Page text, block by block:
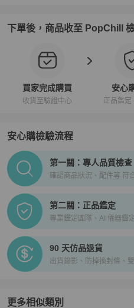
下單後，商品收至 PopChill
買家完成購買
收貨至驗證中心
安心
正品鑑定
安心購檢驗流程
PopChill拍拍圈正品驗證、安
第一關：專人品質檢查
確認商品狀況、配件等 符
第二關：正品鑑定
專業鑑定團隊、AI 儀器鑑
90 天仿品退貨
出貨錄影、防掉換封條、
更多相似類別